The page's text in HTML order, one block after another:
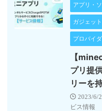
アプリ・
ガジェッ
プロバイ
【
プリ提
リーを
2023/6/
ビス情報